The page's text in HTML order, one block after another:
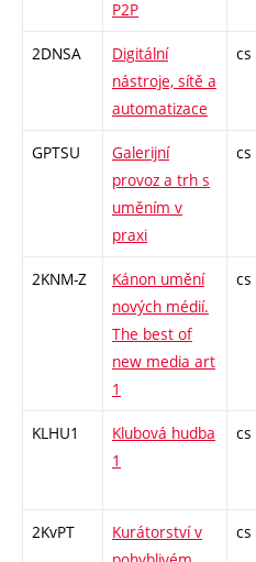
P2P
2DNSA
Digitální
nástroje, sítě a
automatizace
cs
GPTSU
Galerijní
provoz a trh s
uměním v
praxi
cs
2KNM-Z
Kánon umění
nových médií.
The best of
new media art
1
cs
KLHU1
Klubová hudba
1
cs
2KvPT
Kurátorství v
cs